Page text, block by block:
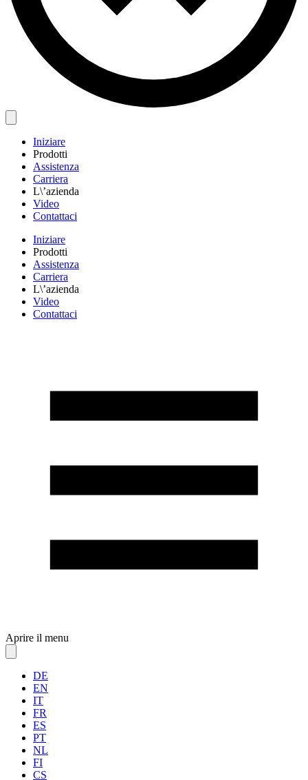
Iniziare
Prodotti
Assistenza
Carriera
L\’azienda
Video
Contattaci
Iniziare
Prodotti
Assistenza
Carriera
L\’azienda
Video
Contattaci
Aprire il menu
DE
EN
IT
FR
ES
PT
NL
FI
CS